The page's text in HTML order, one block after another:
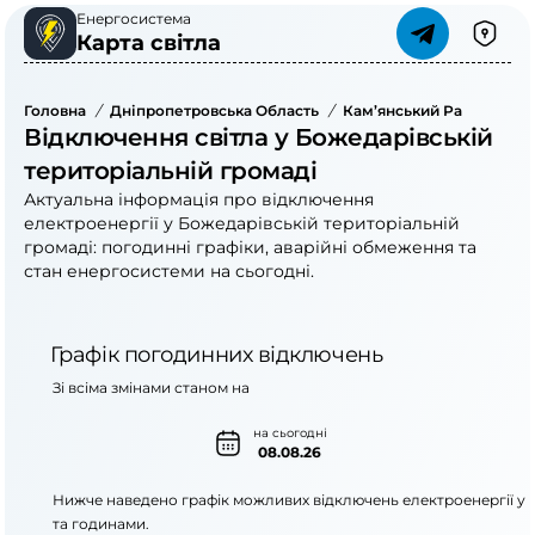
Енергосистема
Карта світла
Головна / Дніпропетровська Область / Кам’янський Район
Відключення світла у Божедарівській
територіальній громаді
Актуальна інформація про відключення
електроенергії у Божедарівській територіальній
громаді: погодинні графіки, аварійні обмеження та
стан енергосистеми на сьогодні.
Графік погодинних відключень
на сьогодні
08.08.26
Зі всіма змінами станом на
Нижче наведено графік можливих відключень електроенергії у
та годинами.